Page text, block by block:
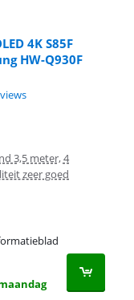
4K S85F
HW-Q930F
3,5 meter, 4
zeer goed